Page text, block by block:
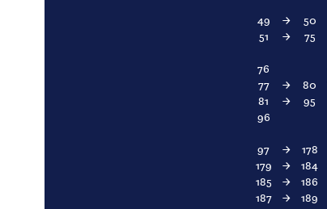
49 → 50
51
→ 75
76
77
→ 80
81
→ 95
96
97
→ 178
179
→ 184
185
→ 186
187
→ 189